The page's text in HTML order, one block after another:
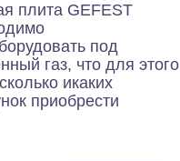
плита GEFEST
под
газ, что для этого
икаких
приобрести